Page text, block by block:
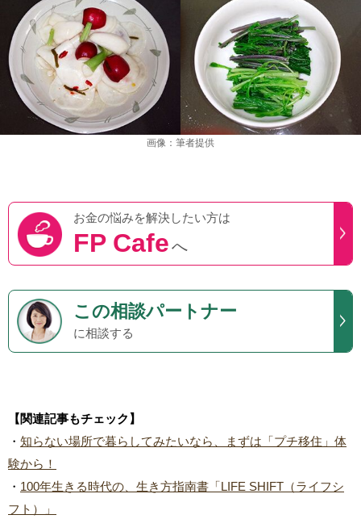
画像：筆者提供
お金の悩みを解決したい方は
FP Cafeへ
この相談パートナー
に相談する
【関連記事もチェック】
・ 知らない場所で暮らしてみたいなら、まずは「プチ移住」体
験から！
・ 100年生きる時代の、生き方指南書「LIFE SHIFT（ライフシ
フト）」